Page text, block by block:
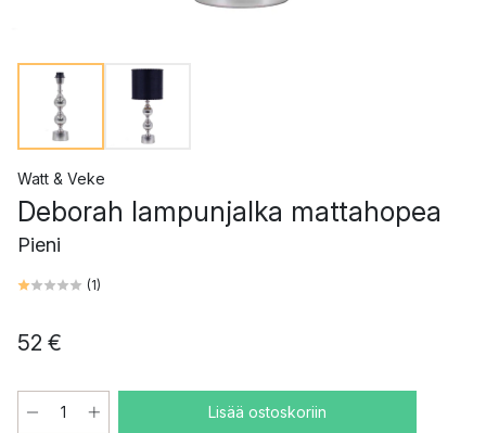
Watt & Veke
Deborah lampunjalka mattahopea
Pieni
(1)
52 €
Lisää ostoskoriin